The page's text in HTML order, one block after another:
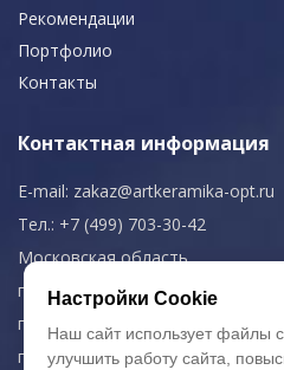
Рекомендации
Портфолио
Контакты
Контактная информация
E-mail: zakaz@artkeramika-opt.ru
Тел.: +7 (499) 703-30-42
Московская область,
г. Красногорск
пн-чт: 09.00-18.00
пт: 09.00-17.00
Настройки Cookie
Наш сайт использует файлы
улучшить работу сайта,